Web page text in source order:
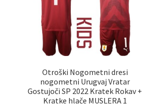
strani
izdelka
Otroški Nogometni dresi
nogometni Urugvaj Vratar
Gostujoči SP 2022 Kratek Rokav +
Kratke hlače MUSLERA 1